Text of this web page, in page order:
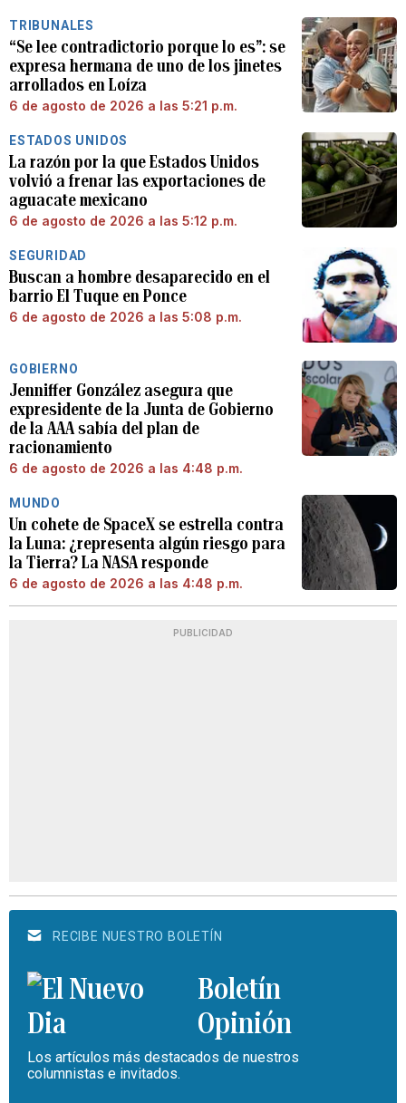
TRIBUNALES
“Se lee contradictorio porque lo es”: se
expresa hermana de uno de los jinetes
arrollados en Loíza
6 de agosto de 2026 a las 5:21 p.m.
ESTADOS UNIDOS
La razón por la que Estados Unidos
volvió a frenar las exportaciones de
aguacate mexicano
6 de agosto de 2026 a las 5:12 p.m.
SEGURIDAD
Buscan a hombre desaparecido en el
barrio El Tuque en Ponce
6 de agosto de 2026 a las 5:08 p.m.
GOBIERNO
Jenniffer González asegura que
expresidente de la Junta de Gobierno
de la AAA sabía del plan de
racionamiento
6 de agosto de 2026 a las 4:48 p.m.
MUNDO
Un cohete de SpaceX se estrella contra
la Luna: ¿representa algún riesgo para
la Tierra? La NASA responde
6 de agosto de 2026 a las 4:48 p.m.
PUBLICIDAD
RECIBE NUESTRO BOLETÍN
Boletín
Opinión
Los artículos más destacados de nuestros
columnistas e invitados.